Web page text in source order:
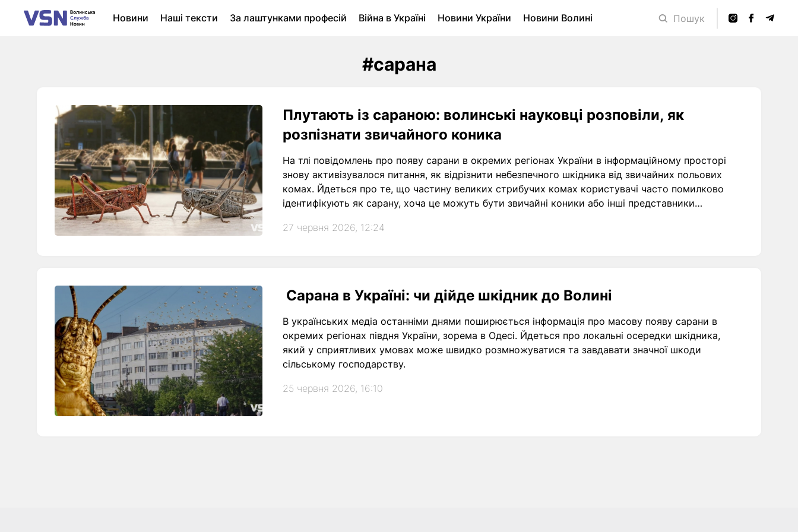
Новини Наші тексти За лаштунками професій Війна в Україні Новини України
Новини Волині
Пошук
#сарана
Плутають із сараною: волинські науковці розповіли, як
розпізнати звичайного коника
На тлі повідомлень про появу сарани в окремих регіонах України в інформаційному просторі
знову активізувалося питання, як відрізнити небезпечного шкідника від звичайних польових
комах. Йдеться про те, що частину великих стрибучих комах користувачі часто помилково
ідентифікують як сарану, хоча це можуть бути звичайні коники або інші представники
27 червня 2026, 12:24
Сарана в Україні: чи дійде шкідник до Волині
В українських медіа останніми днями поширюється інформація про масову появу сарани в
окремих регіонах півдня України, зорема в Одесі. Йдеться про локальні осередки шкідника,
який у сприятливих умовах може швидко розмножуватися та завдавати значної шкоди
сільському господарству.
25 червня 2026, 16:10